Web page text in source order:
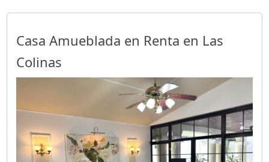
Casa Amueblada en Renta en Las
Colinas